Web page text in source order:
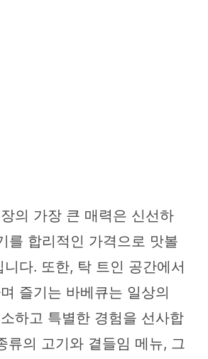
의 가장 큰 매력은 신선하
를 합리적인 가격으로 맛볼
다. 또한, 탁 트인 공간에서
즐기는 바베큐는 일상의
하고 특별한 경험을 선사합
류의 고기와 곁들임 메뉴, 그